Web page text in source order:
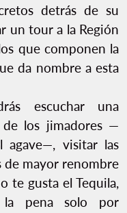
detrás de su
un tour a la Región
que componen la
da nombre a esta
escuchar una
de los jimadores —
agave—, visitar las
de mayor renombre
te gusta el Tequila,
la pena solo por